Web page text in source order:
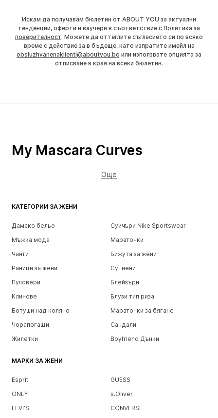
Искам да получавам бюлетин от ABOUT YOU за актуални
тенденции, оферти и ваучери в съответствие с Политика за
поверителност. Можете да оттеглите съгласието си по всяко
време с действие за в бъдеще, като изпратите имейл на
obsluzhvanenaklienti@aboutyou.bg или използвате опцията за
отписване в края на всеки бюлетин.
КАТЕГОРИИ ЗА ЖЕНИ
Дамско бельо
Суичъри Nike Sportswear
Мъжка мода
Маратонки
Чанти
Бижута за жени
Раници за жени
Сутиени
Пуловери
Блейзъри
Клинове
Блузи тип риза
Ботуши над коляно
Маратонки за бягане
Чорапогащи
Сандали
Жилетки
Boyfriend Дънки
МАРКИ ЗА ЖЕНИ
Esprit
GUESS
ONLY
s.Oliver
LEVI'S
CONVERSE
My Mascara Curves
Още